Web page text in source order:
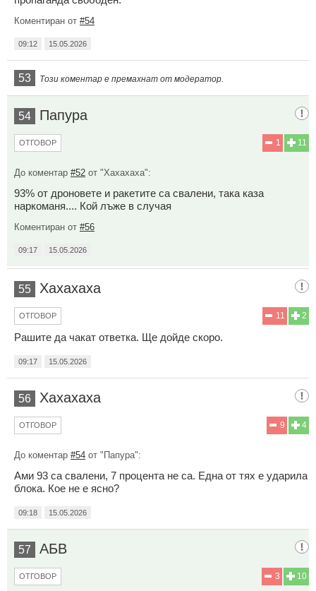
Коментиран от #54
09:12 15.05.2026
53 Този коментар е премахнат от модератор.
54 Папура
11
1
ОТГОВОР
До коментар #52 от "Хахахаха":
93% от дроновете и ракетите са свалени, така каза
наркоманя.... Кой лъже в случая
Коментиран от #56
09:17 15.05.2026
55 Хахахаха
2
11
ОТГОВОР
Рашите да чакат ответка. Ще дойде скоро.
09:17 15.05.2026
56 Хахахаха
4
9
ОТГОВОР
До коментар #54 от "Папура":
Ами 93 са свалени, 7 процента не са. Една от тях е ударила
блока. Кое не е ясно?
09:18 15.05.2026
57 АБВ
10
3
ОТГОВОР